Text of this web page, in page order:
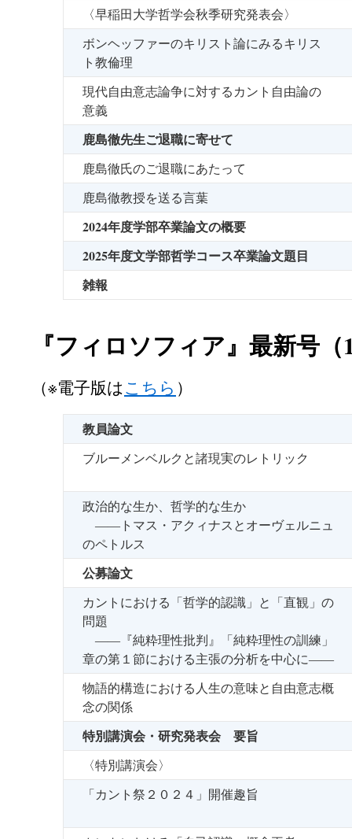
〈早稲田大学哲学会秋季研究発表会〉
ボンヘッファーのキリスト論にみるキリス
ト教倫理
現代自由意志論争に対するカント自由論の
意義
鹿島徹先生ご退職に寄せて
鹿島徹氏のご退職にあたって
鹿島徹教授を送る言葉
2024年度学部卒業論文の概要
2025年度文学部哲学コース卒業論文題目
雑報
『フィロソフィア』最新号
（※電子版はこちら ）
教員論文
ブルーメンベルクと諸現実のレトリック
政治的な生か、哲学的な生か
――トマス・アクィナスとオーヴェルニュ
のペトルス
公募論文
カントにおける「哲学的認識」と「直観」の
問題
――『純粋理性批判』「純粋理性の訓練」
章の第１節における主張の分析を中心に――
物語的構造における人生の意味と自由意志概
念の関係
特別講演会・研究発表会 要旨
〈特別講演会〉
「カント祭２０２４」開催趣旨